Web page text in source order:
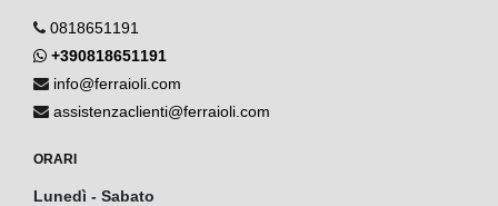
0818651191
+390818651191
info@ferraioli.com
assistenzaclienti@ferraioli.com
ORARI
Lunedì - Sabato